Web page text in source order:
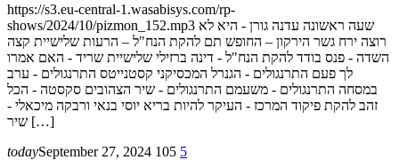
https://s3.eu-central-1.wasabisys.com/rp-
shows/2024/10/pizmon_152.mp3 שעה ראשונה עדנה גורן - היא לא
רוצה ירח גשר הירקון – החופש תם להקת הנח"ל – הרעות שלישיית קצה
השדה - פנס בודד להקת הנח"ל - דינה ברזילי שלישיית שריד - האם אמרו
לך פעם התרנגולים - הגנרל המכסיקני קסטנייטס התרנגולים - ערב
במסחה התרנגולים - משעמם התרנגולים - שיר הצהובים סקסטה - הכל
זהב להקת פיקוד המרכז - העיקר להיות בריא יוסי בנאי ורבקה מיכאלי -
שיר […]
todaySeptember 27, 2024 105 5